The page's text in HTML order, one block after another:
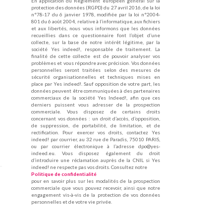
protection des données (RGPD) du 27 avril 2016, de la loi
n°78-17 du 6 janvier 1978, modifiée par la loi n°2004-
801 du 6 août 2004, relative à l’informatique, aux fichiers
et aux libertés, nous vous informons que les données
recueillies dans ce questionnaire font l’objet d’une
collecte, sur la base de notre intérêt légitime, par la
société Yes indeed!, responsable de traitement. La
finalité de cette collecte est de pouvoir analyser vos
problèmes et vous répondre avec précision. Vos données
personnelles seront traitées selon des mesures de
sécurité organisationnelles et techniques mises en
place par Yes indeed!. Sauf opposition de votre part, les
données peuvent être communiquées à des partenaires
commerciaux de la société Yes Indeed!, afin que ces
derniers puissent vous adresser de la prospection
commerciale. Vous disposez de certains droits
concernant vos données : un droit d’accès, d’opposition,
de suppression, de portabilité, de limitation, et de
rectification. Pour exercer vos droits, contactez Yes
indeed! par courrier, au 32 rue de Paradis, 75010 PARIS,
ou par courrier électronique à l’adresse dpo@yes-
indeed.eu. Vous disposez également du droit
d’introduire une réclamation auprès de la CNIL si Yes
indeed! ne respecte pas vos droits. Consultez notre
Politique de confidentialité
pour en savoir plus sur les modalités de la prospection
commerciale que vous pouvez recevoir, ainsi que notre
engagement vis-à-vis de la protection de vos données
personnelles et de votre vie privée.